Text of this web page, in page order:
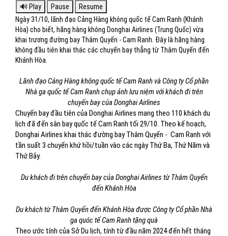
Ngày 31/10, lãnh đạo Cảng Hàng không quốc tế Cam Ranh (Khánh
Hòa) cho biết, hãng hàng không Donghai Airlines (Trung Quốc) vừa
khai trương đường bay Thâm Quyến - Cam Ranh. Đây là hãng hàng
không đầu tiên khai thác các chuyến bay thẳng từ Thâm Quyến đến
Khánh Hòa.
Lãnh đạo Cảng Hàng không quốc tế Cam Ranh và Công ty Cổ phần
Nhà ga quốc tế Cam Ranh chụp ảnh lưu niệm với khách đi trên
chuyến bay của Donghai Airlines
Chuyến bay đầu tiên của Donghai Airlines mang theo 110 khách du
lịch đã đến sân bay quốc tế Cam Ranh tối 29/10. Theo kế hoạch,
Donghai Airlines khai thác đường bay Thâm Quyến - Cam Ranh với
tần suất 3 chuyến khứ hồi/tuần vào các ngày Thứ Ba, Thứ Năm và
Thứ Bảy.
Du khách đi trên chuyến bay của Donghai Airlines từ Thâm Quyến
đến Khánh Hòa
Du khách từ Thâm Quyến đến Khánh Hòa được Công ty Cổ phần Nhà
ga quóc tế Cam Ranh tặng quà
Theo ước tính của Sở Du lịch, tính từ đầu năm 2024 đến hết tháng